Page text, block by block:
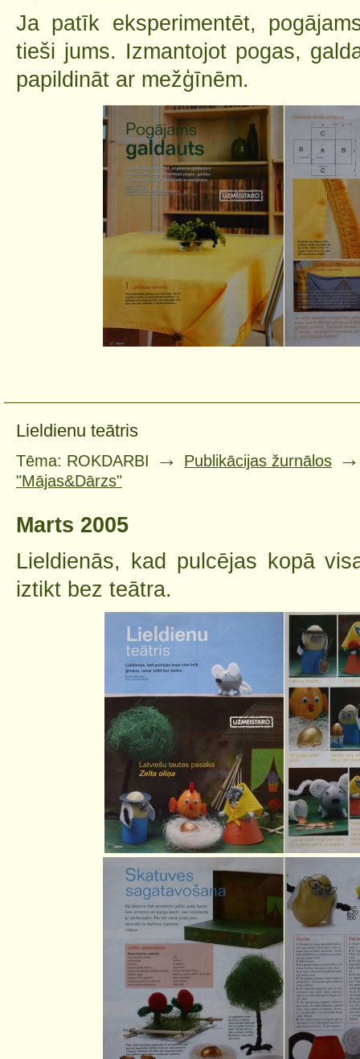
Ja patīk eksperimentēt,
tieši jums. Izmantojot pogas,
papildināt ar mežģīnēm.
Lieldienu teātris
Tēma: ROKDARBI → Publikācijas žurnālos
"Mājas&Dārzs"
Marts 2005
Lieldienās, kad pulcējas kopā
iztikt bez teātra.